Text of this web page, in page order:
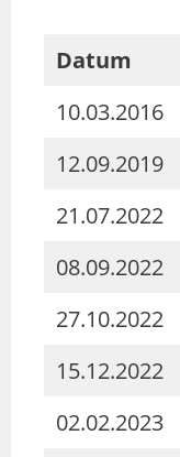
Datum
10.03.2016
12.09.2019
21.07.2022
08.09.2022
27.10.2022
15.12.2022
02.02.2023